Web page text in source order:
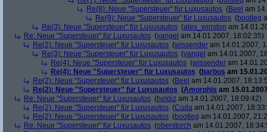
Re(8): Neue "Supersteuer" für Luxusautos (Beel am
Re(9): Neue "Supersteuer" für Luxusautos (bootleg
Re(3): Neue "Supersteuer" für Luxusautos (alex_winston am
Re: Neue "Supersteuer" für Luxusautos (yangel am 14.01.2007, 18:02:35)
Re(2): Neue "Supersteuer" für Luxusautos (wissender am 14.01.2007,
Re(3): Neue "Supersteuer" für Luxusautos (yangel am 14.01.2007,
Re(4): Neue "Supersteuer" für Luxusautos (wissender am
Re(4): Neue "Supersteuer" für Luxusautos (barbos am
Re(2): Neue "Supersteuer" für Luxusautos (Beel am 14.01.2007,
Re(2): Neue "Supersteuer" für Luxusautos (Amorphis am
Re: Neue "Supersteuer" für Luxusautos (heldiz am 14.01.2007, 18:09:42)
Re(2): Neue "Supersteuer" für Luxusautos (Cuda am 14.01.2007,
Re(2): Neue "Supersteuer" für Luxusautos (bootleg am 14.01.2007,
Re: Neue "Supersteuer" für Luxusautos (oberstorch am 14.01.2007,